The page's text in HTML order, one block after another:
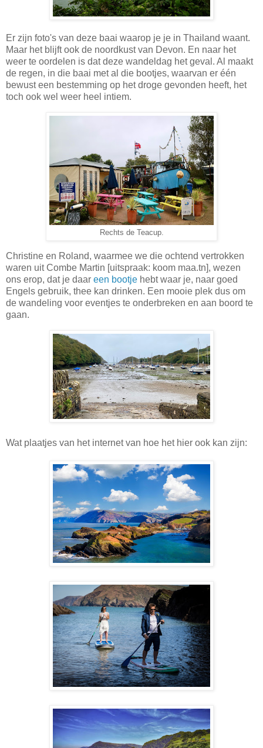
Er zijn foto's van deze baai waarop je je in Thailand waant.
Maar het blijft ook de noordkust van Devon. En naar het
weer te oordelen is dat deze wandeldag het geval. Al maakt
de regen, in die baai met al die bootjes, waarvan er één
bewust een bestemming op het droge gevonden heeft, het
toch ook wel weer heel intiem.
Rechts de Teacup.
Christine en Roland, waarmee we die ochtend vertrokken
waren uit Combe Martin [uitspraak: koom maa.tn], wezen
ons erop, dat je daar een bootje hebt waar je, naar goed
Engels gebruik, thee kan drinken. Een mooie plek dus om
de wandeling voor eventjes te onderbreken en aan boord te
gaan.
Wat plaatjes van het internet van hoe het hier ook kan zijn: